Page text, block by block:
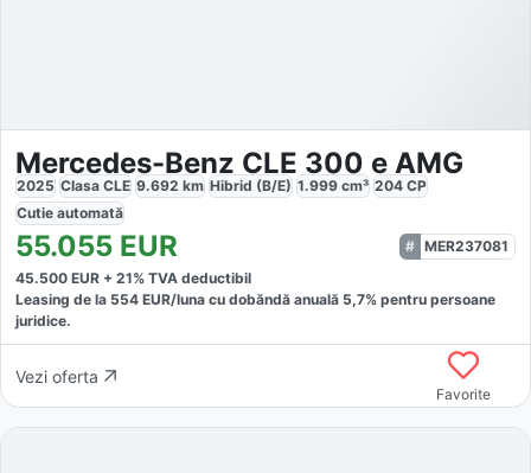
Mercedes-Benz CLE 300 e AMG
2025 Clasa CLE 9.692 km Hibrid (B/E) 1.999 cm³ 204 CP
Cutie automată
55.055 EUR
MER237081
45.500 EUR + 21% TVA deductibil
Leasing de la 554 EUR/luna cu dobăndă anuală 5,7% pentru persoane
juridice.
Vezi oferta
Favorite